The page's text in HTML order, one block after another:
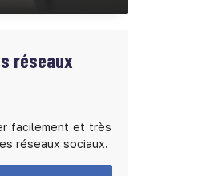
réseaux
facilement et très
réseaux sociaux.